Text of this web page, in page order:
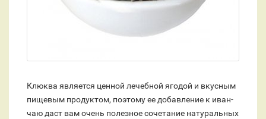
Клюква является ценной лечебной ягодой и вкусным
пищевым продуктом, поэтому ее добавление к иван-
чаю даст вам очень полезное сочетание натуральных